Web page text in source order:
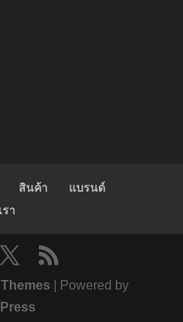
สินค้า
แบรนด์
า
| Powered by